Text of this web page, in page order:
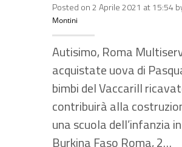
Posted on 2 Aprile 2021 at 15:54
Montini
Autisimo, Roma
acquistate uova di
bimbi del VaccariIl
contribuirà alla
una scuola dell’infanzia in
Burkina Faso Roma, 2…